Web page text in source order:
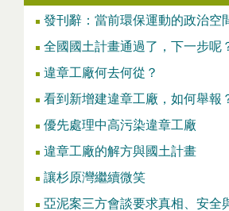
發刊辭：當前環保運動的政治空
全國國土計畫通過了，下一步呢
違章工廠何去何從？
看到新增建違章工廠，如何舉報
優先處理中高污染違章工廠
違章工廠的解方與國土計畫
讓杉原灣繼續微笑
亞泥案三方會談要求真相、安全